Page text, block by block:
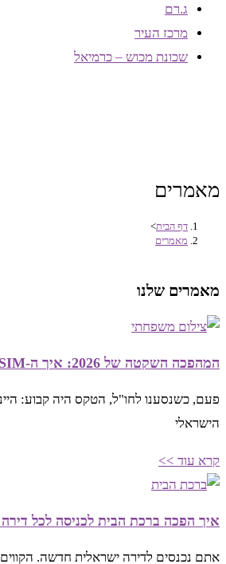
ג.רם
מרכז העיר
שכונת מכוש – כרמיאל
מאמרים
דף הבית>
מאמרים
מאמרים שלנו
המהפכה השקטה של 2026: איך ה-eSIM הפך למצרך הכי חשוב במזוודה שלכם?
פעם, כשנסענו לחו"ל, הטקס היה קבוע:
הישראלי
קרא עוד >>
איך הפכה ברכת הבית לכניסה לכל
אתם נכנסים לדירה ישראלית חדשה.